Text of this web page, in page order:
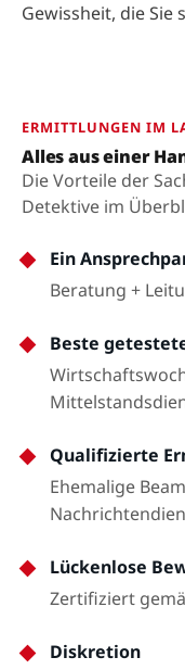
Gewissheit, die Sie
ERMITTLUNGEN IM
Alles aus einer
Die Vorteile der
Detektive im
Ein
Beratung +
Beste
Qualifizierte
Ehemalige
Lückenlose
Zertifiziert
Diskretion